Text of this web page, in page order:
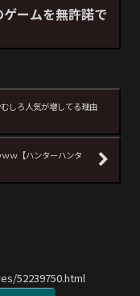
ームを無許諾で
しろ人気が増してる理由
ｗ【ハンターハンタ
52239750.html